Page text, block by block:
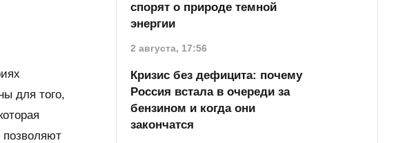
для того,
спорят о природе темной
энергии
2 августа, 17:56
Кризис без дефицита: почему
Россия встала в очереди за
бензином и когда они
закончатся